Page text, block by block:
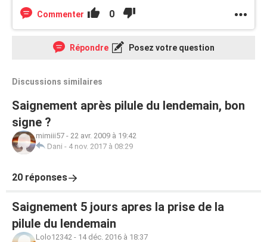
Commenter 0
Répondre Posez votre question
Discussions similaires
Saignement après pilule du lendemain, bon
signe ?
mimiii57 - 22 avr. 2009 à 19:42
Dani - 4 nov. 2017 à 08:29
20 réponses
Saignement 5 jours apres la prise de la
pilule du lendemain
Lolo12342 - 14 déc. 2016 à 18:37